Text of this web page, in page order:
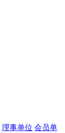
理事单位 会员单